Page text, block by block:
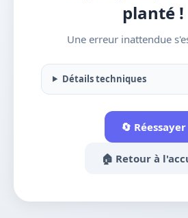
planté !
Une erreur inattendue
Détails techniques
🔄 Réessayer
🏠 Retour à